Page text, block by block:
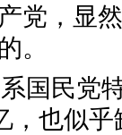
党，显
。
国民党
，也似